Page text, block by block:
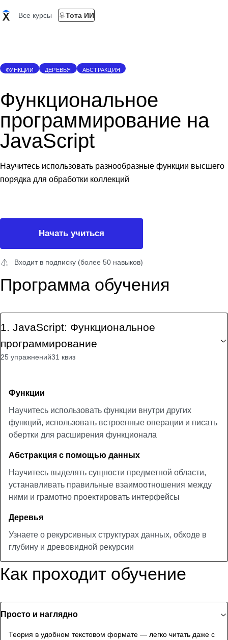
Все курсы Тота ИИ
ФУНКЦИИ ДЕРЕВЬЯ АБСТРАКЦИЯ
Функциональное
программирование на
JavaScript
Научитесь использовать разнообразные функции высшего
порядка для обработки коллекций
Начать учиться
Входит в подписку (более 50 навыков)
Программа обучения
1. JavaScript: Функциональное
программирование
25 упражнений31 квиз
Функции
Научитесь использовать функции внутри других
функций, использовать встроенные операции и писать
обертки для расширения функционала
Абстракция с помощью данных
Научитесь выделять сущности предметной области,
устанавливать правильные взаимоотношения между
ними и грамотно проектировать интерфейсы
Деревья
Узнаете о рекурсивных структурах данных, обходе в
глубину и древовидной рекурсии
Как проходит обучение
Просто и наглядно
Теория в удобном текстовом формате — легко читать даже с